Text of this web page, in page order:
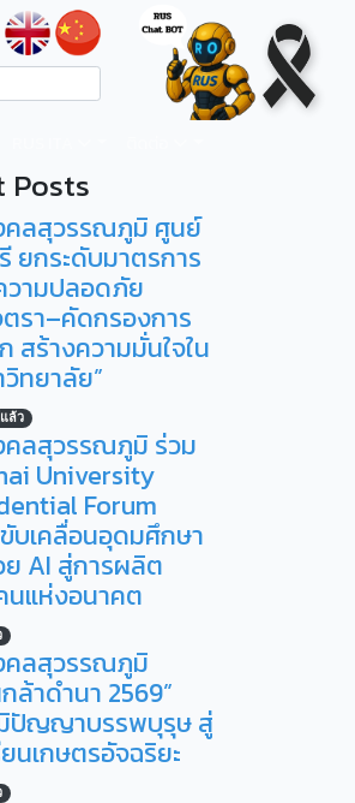
Posts
คลสุวรรณภูมิ ศูนย์
ยกระดับมาตรการ
วามปลอดภัย
รา–คัดกรองการ
สร้างความมั่นใจใน
ทยาลัย”
ล้ว
คลสุวรรณภูมิ ร่วม
University
Forum
บเคลื่อนอุดมศึกษา
AI สู่การผลิต
นแห่งอนาคต
คลสุวรรณภูมิ
ล้าดำนา 2569”
ปัญญาบรรพบุรุษ สู่
นเกษตรอัจฉริยะ